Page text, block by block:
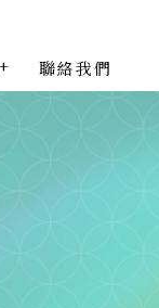
聯絡我們